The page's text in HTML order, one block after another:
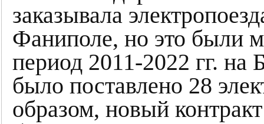
заказывала
Фаниполе, но это были
период 2011-2022 гг.
было поставлено 28
образом, новый